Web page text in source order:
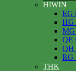
HIWIN
EG
HG
MG
QE
QH
RG
THK